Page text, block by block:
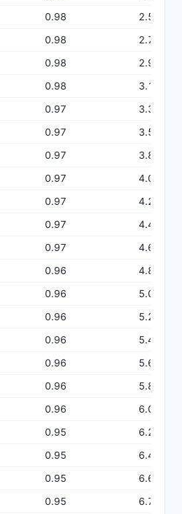
0.98
2.55
0.98
2.76
0.98
2.97
0.98
3.18
0.97
3.38
0.97
3.59
0.97
3.80
0.97
4.00
0.97
4.20
0.97
4.41
0.97
4.61
0.96
4.82
0.96
5.02
0.96
5.22
0.96
5.42
0.96
5.62
0.96
5.82
0.96
6.01
0.95
6.21
0.95
6.41
0.95
6.60
0.95
6.79